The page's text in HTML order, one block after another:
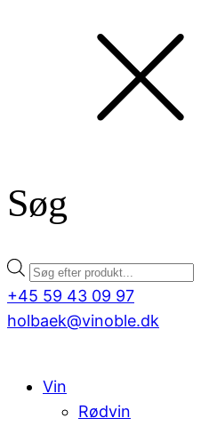
Søg
Products
search
+45 59 43 09 97
holbaek@vinoble.dk
Vin
Rødvin